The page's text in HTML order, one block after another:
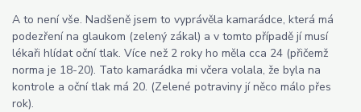
A to není vše. Nadšeně jsem to vyprávěla kamarádce, která má
podezření na glaukom (zelený zákal) a v tomto případě jí musí
lékaři hlídat oční tlak. Více než 2 roky ho měla cca 24 (přičemž
norma je 18-20). Tato kamarádka mi včera volala, že byla na
kontrole a oční tlak má 20. (Zelené potraviny jí něco málo přes
rok).